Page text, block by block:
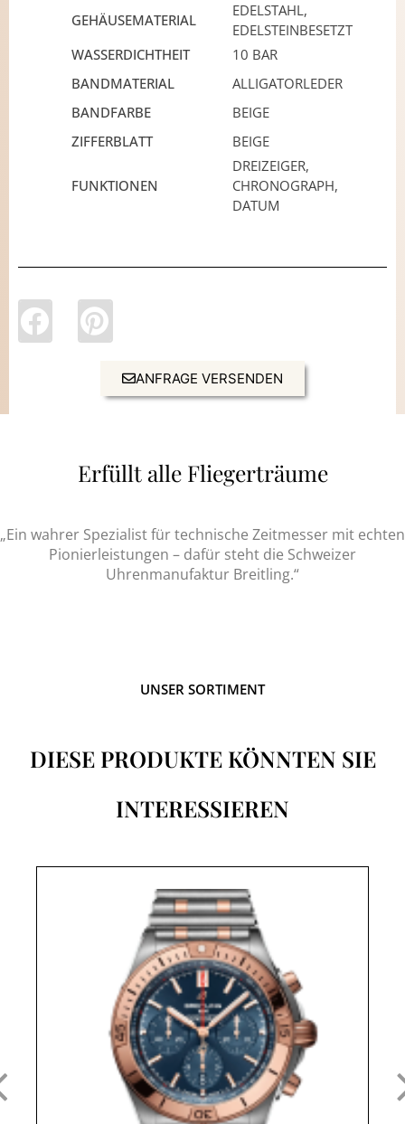
GEHÄUSEMATERIAL
EDELSTAHL,
EDELSTEINBESETZT
WASSERDICHTHEIT
10 BAR
BANDMATERIAL
ALLIGATORLEDER
BANDFARBE
BEIGE
ZIFFERBLATT
BEIGE
FUNKTIONEN
DREIZEIGER,
CHRONOGRAPH,
DATUM
ANFRAGE VERSENDEN
Erfüllt alle Fliegerträume
„Ein wahrer Spezialist für technische Zeitmesser mit echten
Pionierleistungen – dafür steht die Schweizer
Uhrenmanufaktur Breitling.“
UNSER SORTIMENT
DIESE PRODUKTE KÖNNTEN SIE
INTERESSIEREN